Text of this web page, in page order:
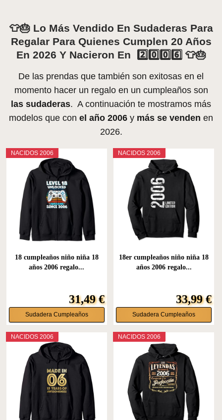
👕🎂 Lo Más Vendido En Sudaderas Para
Regalar Para Quienes Cumplen 20 Años
En 2026 Y Nacieron En 2️⃣0️⃣0️⃣6️⃣ 👕🎂
De las prendas que también son exitosas en el
momento hacer un regalo en un cumpleaños son
las sudaderas. A continuación te mostramos más
modelos que con el año 2006 y más se venden en
2026.
NACIDOS 2006
18 cumpleaños niño niña 18
años 2006 regalo...
31,49 €
Sudadera Cumpleaños
NACIDOS 2006
18er cumpleaños niño niña 18
años 2006 regalo...
33,99 €
Sudadera Cumpleaños
NACIDOS 2006 NACIDOS 2006